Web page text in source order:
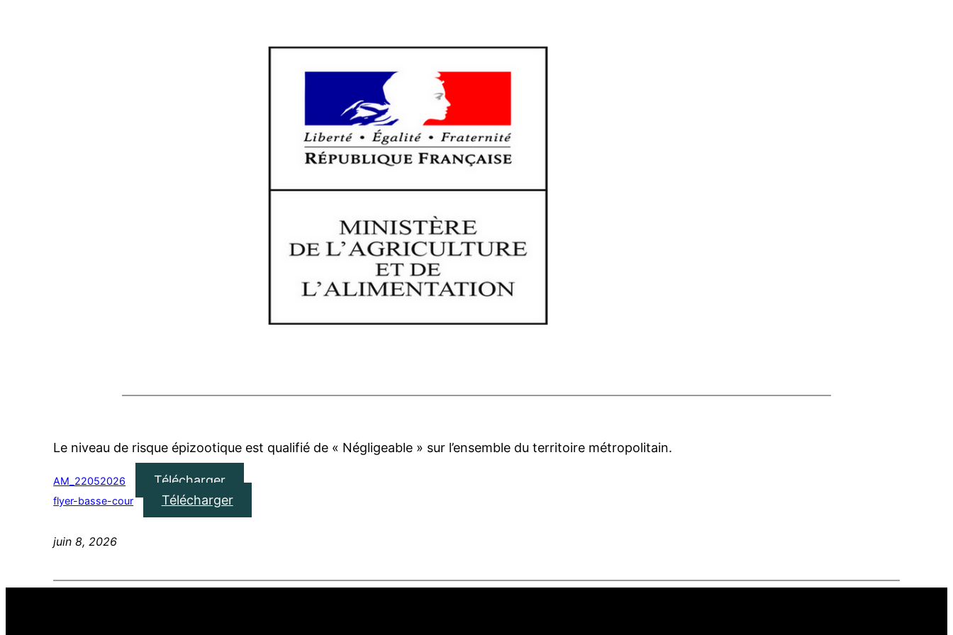
Le niveau de risque épizootique est qualifié de « Négligeable » sur l’ensemble du territoire métropolitain.
AM_22052026 Télécharger
flyer-basse-cour Télécharger
juin 8, 2026